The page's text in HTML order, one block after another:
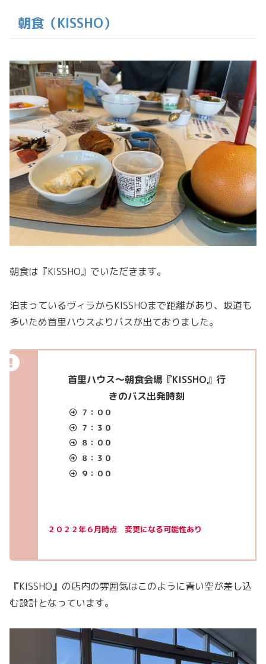
朝食（KISSHO）
朝食は『KISSHO』でいただきます。
泊まっているヴィラからKISSHOまで距離があり、坂道も
多いため首里ハウスよりバスが出ておりました。
首里ハウス〜朝食会場『KISSHO』行
きのバス出発時刻
７：００
７：３０
８：００
８：３０
９：００
２０２２年６月時点 変更になる可能性あり
『KISSHO』の店内の雰囲気はこのように青い空が差し込
む設計となっています。